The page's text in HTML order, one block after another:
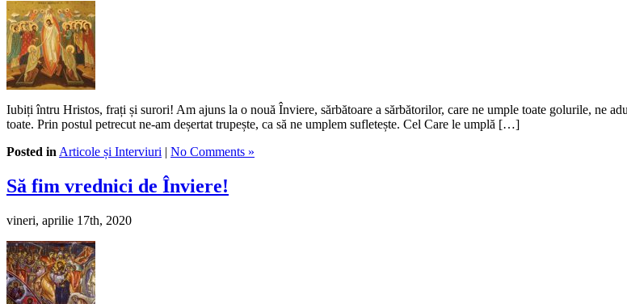
Iubiți întru Hristos, frați și surori! Am ajuns la o nouă Înviere, sărbătoare a sărbătorilor, care ne umple toate golurile, ne
toate. Prin postul petrecut ne-am deșertat trupește, ca să ne umplem sufletește. Cel Care le umplă […]
Posted in Articole și Interviuri | No Comments »
Să fim vrednici de Înviere!
vineri, aprilie 17th, 2020